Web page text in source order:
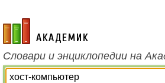
academic.ru
Словари и энциклопедии на